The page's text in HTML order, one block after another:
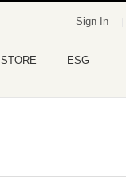
Sign In
STORE ESG